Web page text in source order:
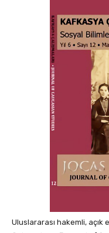
Uluslararası hakemli, açık